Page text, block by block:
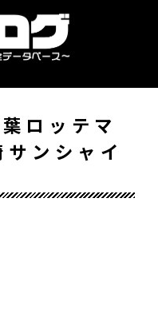
ロッテマ
ンシャイ